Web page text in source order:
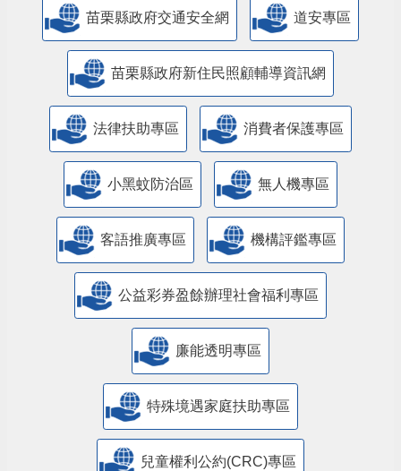
苗栗縣政府交通安全網 道安專區
苗栗縣政府新住民照顧輔導資訊網
法律扶助專區 消費者保護專區
小黑蚊防治區 無人機專區
客語推廣專區 機構評鑑專區
公益彩券盈餘辦理社會福利專區
廉能透明專區
特殊境遇家庭扶助專區
兒童權利公約(CRC)專區